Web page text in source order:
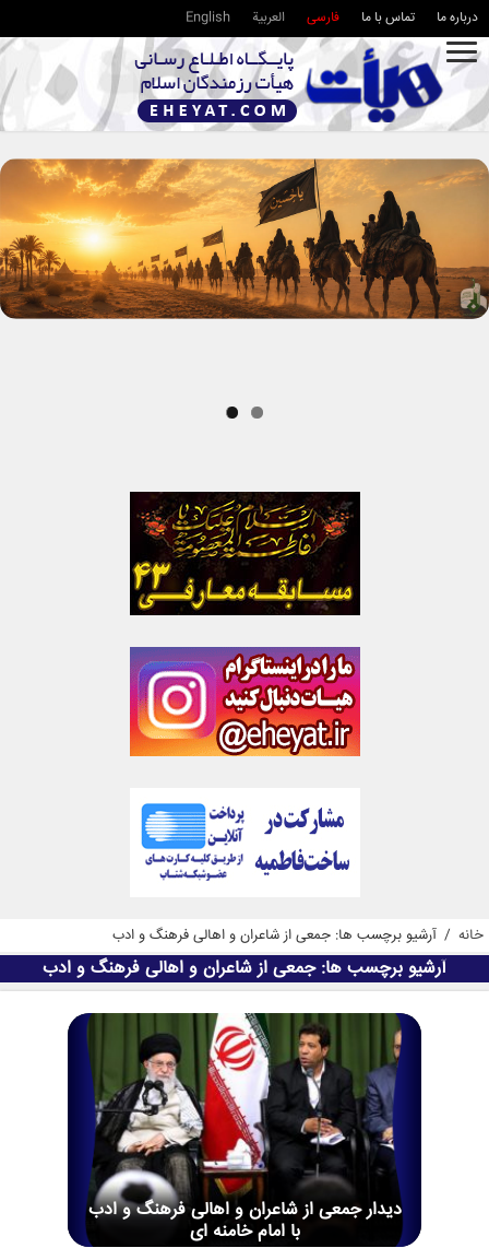
درباره ما تماس با ما فارسی العربية English
خانه / آرشیو برچسب ها: جمعی از شاعران و اهالی فرهنگ و ادب
آرشیو برچسب ها:جمعی از شاعران و اهالی فرهنگ و ادب
دیدار جمعی از شاعران و اهالی فرهنگ و ادب
با امام خامنه ای